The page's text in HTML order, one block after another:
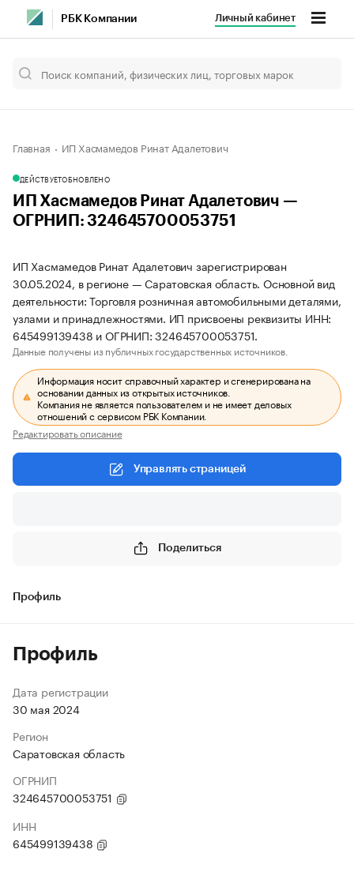
РБК Компании Личный кабинет
Главная ИП Хасмамедов Ринат Адалетович
ДЕЙСТВУЕТОБНОВЛЕНО
ИП Хасмамедов Ринат Адалетович —
ОГРНИП: 324645700053751
ИП Хасмамедов Ринат Адалетович зарегистрирован
30.05.2024, в регионе — Саратовская область. Основной вид
деятельности: Торговля розничная автомобильными деталями,
узлами и принадлежностями. ИП присвоены реквизиты ИНН:
645499139438 и ОГРНИП: 324645700053751.
Данные получены из публичных государственных источников.
Информация носит справочный характер и сгенерирована на
основании данных из открытых источников.
Компания не является пользователем и не имеет деловых
отношений с сервисом РБК Компании.
Редактировать описание
Управлять страницей
Поделиться
Профиль
Профиль
Дата регистрации
30 мая 2024
Регион
Саратовская область
ОГРНИП
324645700053751
ИНН
645499139438